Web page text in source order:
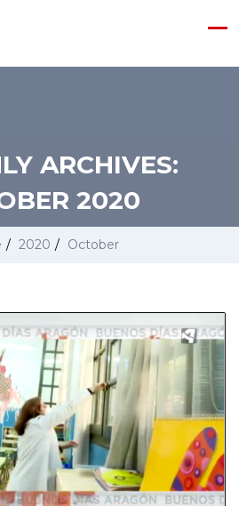
ARCHIVES:
2020
/ 2020 / October